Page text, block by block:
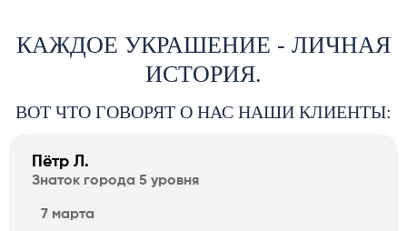
КАЖДОЕ УКРАШЕНИЕ - ЛИЧНАЯ
ИСТОРИЯ.
ВОТ ЧТО ГОВОРЯТ О НАС НАШИ КЛИЕНТЫ:
Пётр Л.
Знаток города 5 уровня
7 марта